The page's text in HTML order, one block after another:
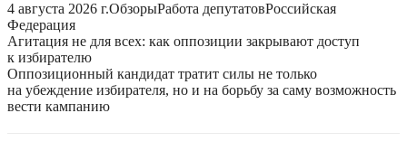
4 августа 2026 г.ОбзорыРабота депутатовРоссийская
Федерация
Агитация не для всех: как оппозиции закрывают доступ
к избирателю
Оппозиционный кандидат тратит силы не только
на убеждение избирателя, но и на борьбу за саму возможность
вести кампанию